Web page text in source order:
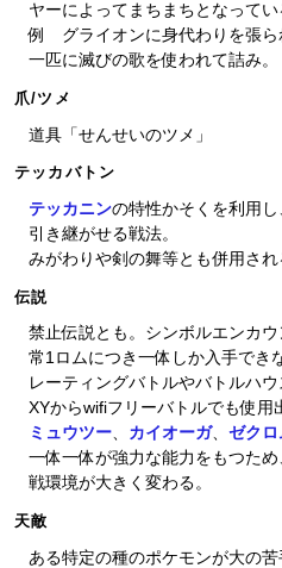
ヤーによってまちまちとなってい
例 グライオンに身代わりを張ら
一匹に滅びの歌を使われて詰み。
爪/ツメ
道具「せんせいのツメ」
テッカバトン
テッカニンの特性かそくを利用
引き継がせる戦法。
みがわりや剣の舞等とも併用され
伝説
禁止伝説とも。シンボルエンカ
常1ロムにつき一体しか入手でき
レーティングバトルやバトルハ
XYからwifiフリーバトルでも使用
ミュウツー、 カイオーガ、 ゼクロ
一体一体が強力な能力をもつた
戦環境が大きく変わる。
天敵
ある特定の種のポケモンが大の苦